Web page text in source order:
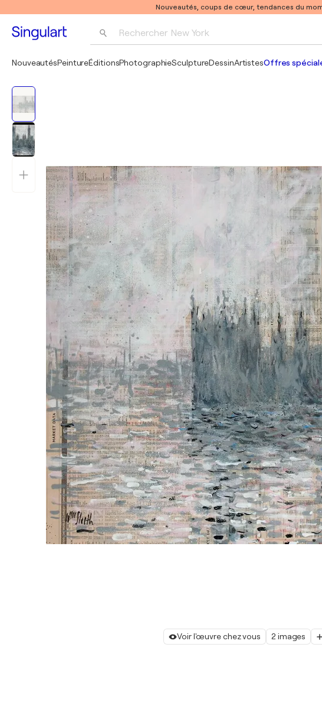
Nouveautés, coups de cœur, tendances du
Rechercher New York
NouveautésPeintureÉditionsPhotographieSculptureDessinArtistesOffres
Voir l'œuvre chez vous 2 images